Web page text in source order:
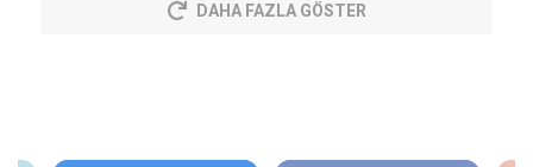
DAHA FAZLA GÖSTER